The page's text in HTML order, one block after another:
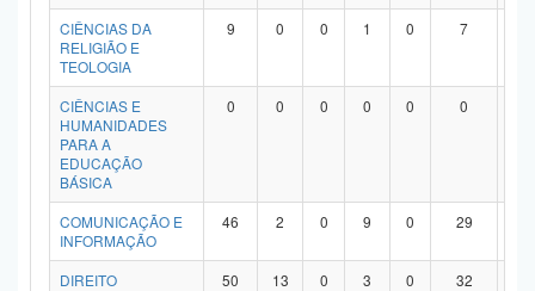
CIÊNCIAS DA
RELIGIÃO E
TEOLOGIA
9 0 0 1 0 7
CIÊNCIAS E
HUMANIDADES
PARA A
EDUCAÇÃO
BÁSICA
0 0 0 0 0 0
COMUNICAÇÃO E
INFORMAÇÃO
46 2 0 9 0 29
DIREITO 50 13 0 3 0 32